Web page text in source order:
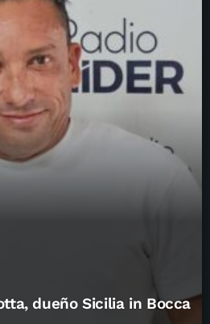
dueño Sicilia in Bocca